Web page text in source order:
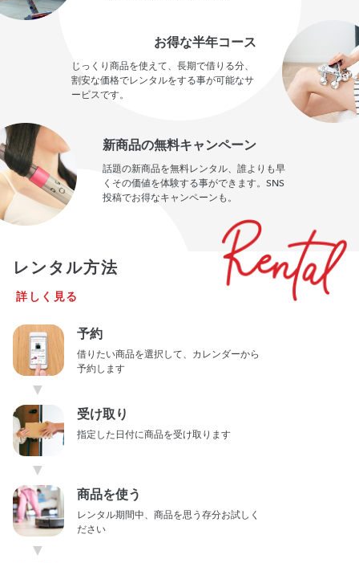
お得な半年コース
じっくり商品を使えて、長期で借りる分、
割安な価格でレンタルをする事が可能なサ
ービスです。
新商品の無料キャンペーン
話題の新商品を無料レンタル、誰よりも早
くその価値を体験する事ができます。SNS
投稿でお得なキャンペーンも。
レンタル方法
詳しく見る
予約
借りたい商品を選択して、カレンダーから
予約します
▼
受け取り
指定した日付に商品を受け取ります
▼
商品を使う
レンタル期間中、商品を思う存分お試しく
ださい
▼